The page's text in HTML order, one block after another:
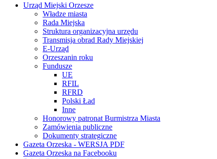
Urząd Miejski Orzesze
Władze miasta
Rada Miejska
Struktura organizacyjna urzędu
Transmisja obrad Rady Miejskiej
E-Urząd
Orzeszanin roku
Fundusze
UE
RFIL
RFRD
Polski Ład
Inne
Honorowy patronat Burmistrza Miasta
Zamówienia publiczne
Dokumenty strategiczne
Gazeta Orzeska - WERSJA PDF
Gazeta Orzeska na Facebooku